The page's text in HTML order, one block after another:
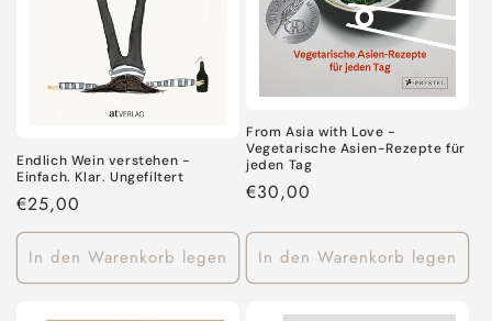
Endlich Wein verstehen -
Einfach. Klar. Ungefiltert
Normaler
Preis
€25,00
In den Warenkorb legen
From Asia with Love -
Vegetarische Asien-Rezepte für
jeden Tag
Normaler
€30,00
In den Warenkorb legen